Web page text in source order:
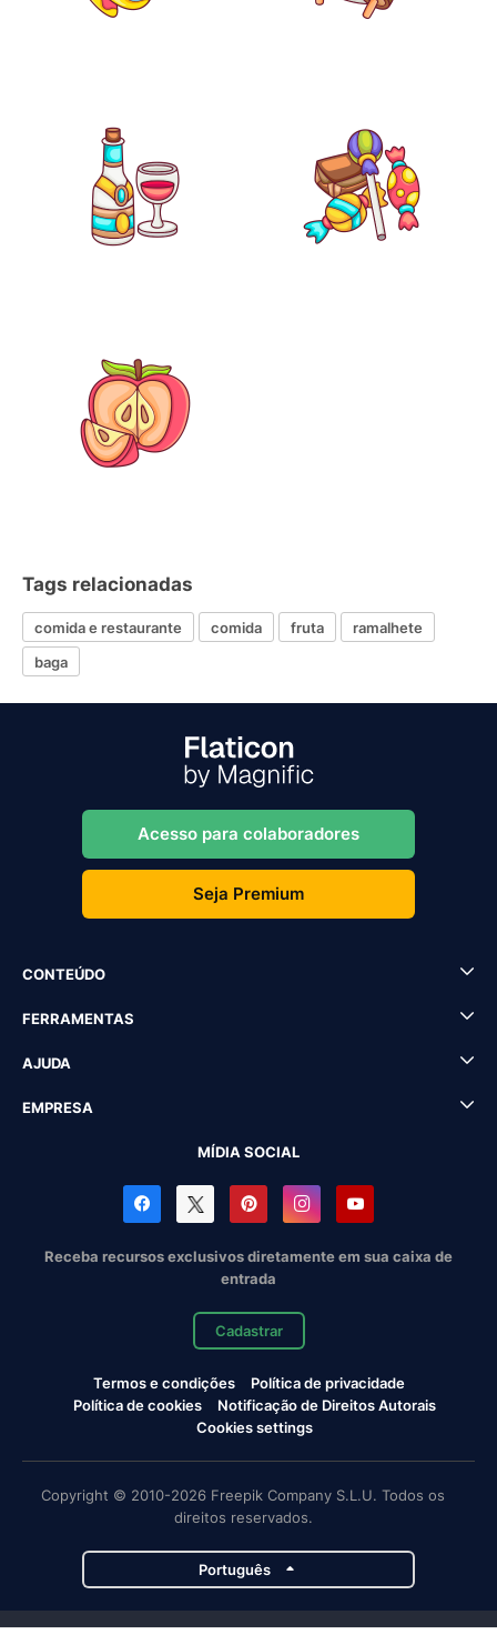
Tags relacionadas
comida e restaurante comida fruta
ramalhete
baga
Acesso para colaboradores
Seja Premium
CONTEÚDO
FERRAMENTAS
AJUDA
EMPRESA
MÍDIA SOCIAL
Receba recursos exclusivos diretamente em sua caixa de
entrada
Cadastrar
Termos e condições
Política de privacidade
Política de cookies
Notificação de Direitos Autorais
Cookies settings
Copyright © 2010-2026 Freepik Company S.L.U. Todos os
direitos reservados.
Português